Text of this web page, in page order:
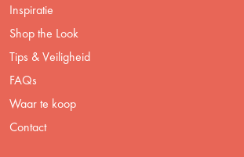
Inspiratie
Shop the Look
Tips & Veiligheid
FAQs
Waar te koop
Contact